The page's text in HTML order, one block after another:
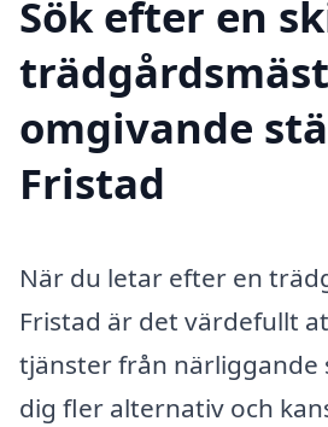
Sök efter en
omgivande
Fristad
När du letar efter en
Fristad är det värdefullt
tjänster från närliggande
dig fler alternativ och